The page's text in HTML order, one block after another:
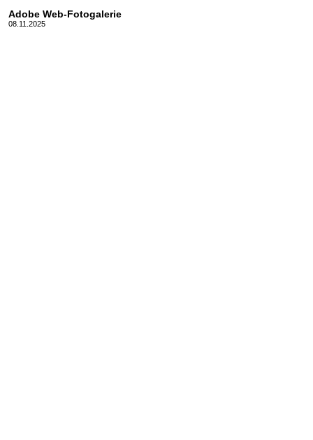
Adobe Web-Fotogalerie
08.11.2025